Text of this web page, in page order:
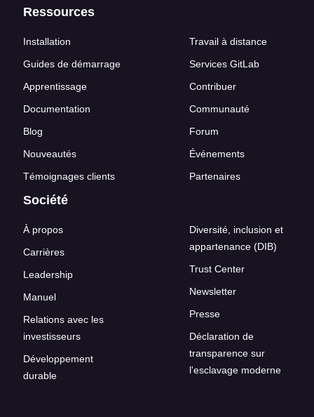
Ressources
Installation
Guides de démarrage
Apprentissage
Documentation
Blog
Nouveautés
Témoignages clients
Travail à distance
Services GitLab
Contribuer
Communauté
Forum
Événements
Partenaires
Société
À propos
Carrières
Leadership
Manuel
Relations avec les
investisseurs
Développement
durable
Diversité, inclusion et
appartenance (DIB)
Trust Center
Newsletter
Presse
Déclaration de
transparence sur
l'esclavage moderne